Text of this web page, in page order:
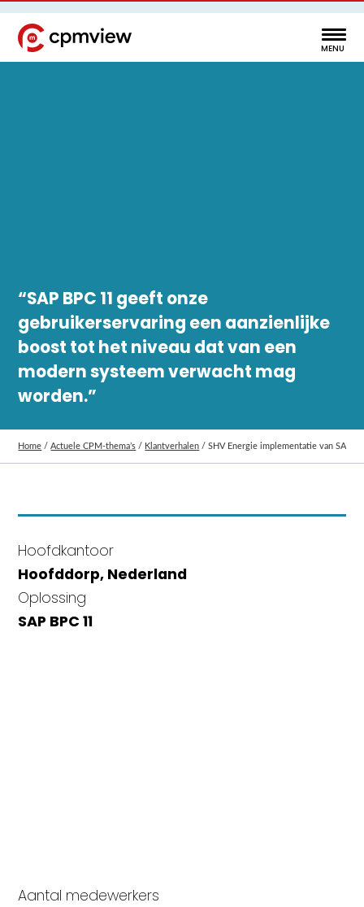
“SAP BPC 11 geeft onze
gebruikerservaring een aanzienlijke
boost tot het niveau dat van een
modern systeem verwacht mag
worden.”
Home /Actuele CPM-thema’s / Klantverhalen /SHV Energie implementatie van SAP
Hoofdkantoor
Hoofddorp, Nederland
Oplossing
SAP BPC 11
Aantal medewerkers